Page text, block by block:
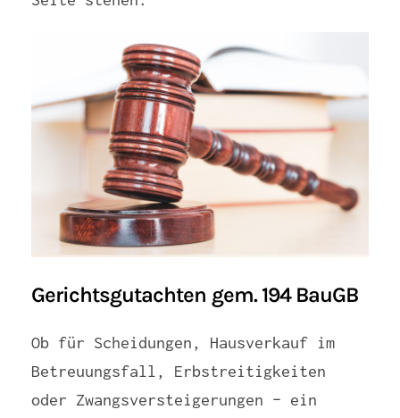
Gerichtsgutachten gem. 194 BauGB
Ob für Scheidungen, Hausverkauf im
Betreuungsfall, Erbstreitigkeiten
oder Zwangsversteigerungen – ein